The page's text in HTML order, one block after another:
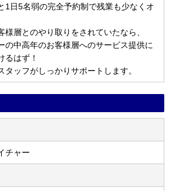
1日5名弱の完全予約制で残業も少なくオ
様層とのやり取りをされていたなら、
中高年のお客様層へのサービス提供に
るはず！
ッフがしっかりサポートします。
チャー